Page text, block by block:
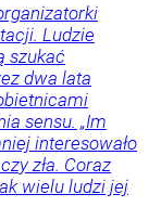
Ludzie
szukać
dwa lata
sensu. „Im
interesowało
zła. Coraz
wielu ludzi jej